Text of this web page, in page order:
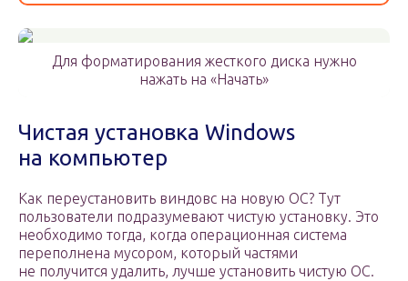
Для форматирования жесткого диска нужно
нажать на «Начать»
Чистая установка Windows
на компьютер
Как переустановить виндовс на новую ОС? Тут
пользователи подразумевают чистую установку. Это
необходимо тогда, когда операционная система
переполнена мусором, который частями
не получится удалить, лучше установить чистую ОС.